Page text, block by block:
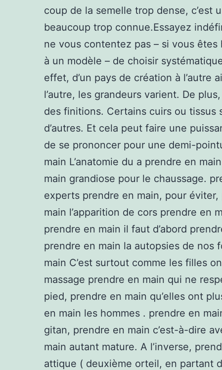
coup de la semelle trop dense, c’est
beaucoup trop connue.Essayez
ne vous contentez pas – si vous êtes
à un modèle – de choisir
effet, d’un pays de création à l’autre
l’autre, les grandeurs varient. De
des finitions. Certains cuirs ou tissus
d’autres. Et cela peut faire une
de se prononcer pour une demi-
main L’anatomie du a prendre en
main grandiose pour le chaussage.
experts prendre en main, pour
main l’apparition de cors prendre en
prendre en main il faut d’abord
prendre en main la autopsies de nos
main C’est surtout comme les filles
massage prendre en main qui ne
pied, prendre en main qu’elles ont
en main les hommes . prendre en
gitan, prendre en main c’est-à-dire
main autant mature. A l’inverse,
attique ( deuxième orteil, en partant